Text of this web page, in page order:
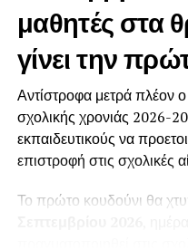
μαθητές στα
γίνει την
Αντίστροφα μετρά πλέον
σχολικής χρονιάς 2026-
εκπαιδευτικούς να
επιστροφή στις σχολικές
Το πρώτο κουδούνι θα